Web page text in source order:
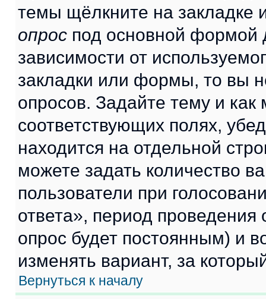
темы щёлкните на
опрос под основной формой
зависимости от
закладки или формы, то вы
опросов. Задайте тему и
соответствующих полях,
находится на отдельной
можете задать количество
пользователи при
ответа», период проведения
опрос будет постоянным) и
изменять вариант, за
Вернуться к началу